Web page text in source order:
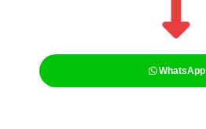
WhatsApp